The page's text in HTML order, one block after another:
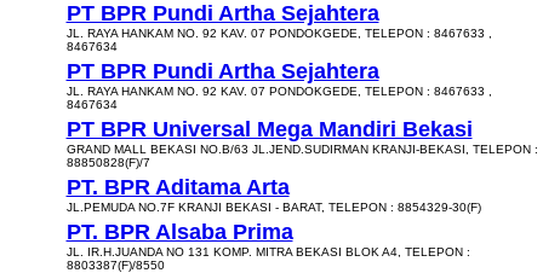
PT BPR Pundi Artha Sejahtera
JL. RAYA HANKAM NO. 92 KAV. 07 PONDOKGEDE, TELEPON : 8467633 ,
8467634
PT BPR Pundi Artha Sejahtera
JL. RAYA HANKAM NO. 92 KAV. 07 PONDOKGEDE, TELEPON : 8467633 ,
8467634
PT BPR Universal Mega Mandiri Bekasi
GRAND MALL BEKASI NO.B/63 JL.JEND.SUDIRMAN KRANJI-BEKASI, TELEPON :
88850828(F)/7
PT. BPR Aditama Arta
JL.PEMUDA NO.7F KRANJI BEKASI - BARAT, TELEPON : 8854329-30(F)
PT. BPR Alsaba Prima
JL. IR.H.JUANDA NO 131 KOMP. MITRA BEKASI BLOK A4, TELEPON :
8803387(F)/8550